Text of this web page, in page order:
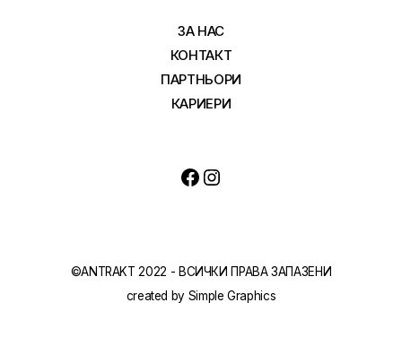
ЗА НАС
КОНТАКТ
ПАРТНЬОРИ
КАРИЕРИ
©ANTRAKT 2022 - ВСИЧКИ ПРАВА ЗАПАЗЕНИ
created by Simple Graphics